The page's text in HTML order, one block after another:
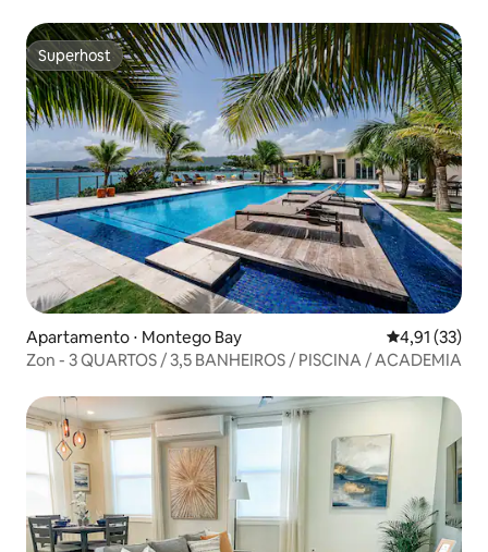
Superhost
Superhost
Apartamento ⋅ Montego Bay 4,91 de uma
4,91 (33)
Zon - 3 QUARTOS / 3,5 BANHEIROS / PISCINA / ACADEMIA